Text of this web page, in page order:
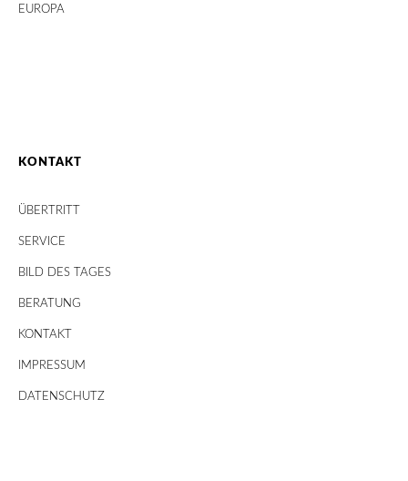
EUROPA
KONTAKT
ÜBERTRITT
SERVICE
BILD DES TAGES
BERATUNG
KONTAKT
IMPRESSUM
DATENSCHUTZ